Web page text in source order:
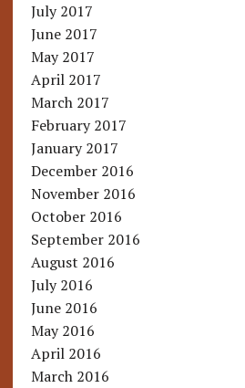
July 2017
June 2017
May 2017
April 2017
March 2017
February 2017
January 2017
December 2016
November 2016
October 2016
September 2016
August 2016
July 2016
June 2016
May 2016
April 2016
March 2016